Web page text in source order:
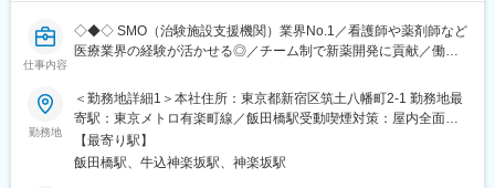
仕事内容
◇◆◇ SMO（治験施設支援機関）業界No.1／看護師や薬剤師など
医療業界の経験が活かせる◎／チーム制で新薬開発に貢献／働き
【CRC=治験コーディネーターとは？】
病院・クリニックを訪問して、患者様や医師や院内スタッフ、さ
らに製薬企業との連絡・調整役を担います。また、治験を受けて
いただく患者様の相談相手となり、じっくり向き合う仕事です。
勤務地
＜勤務地詳細1＞本社住所：東京都新宿区筑土八幡町2-1 勤務地最
寄駅：東京メトロ有楽町線／飯田橋駅受動喫煙対策：屋内全面禁
煙＜勤務地詳細2＞全国いずれかの医療施設住所：全国いずれかの
医療施設 受動喫煙対策：屋内全面禁煙変更の範囲：会社の定める
【最寄り駅】
飯田橋駅、牛込神楽坂駅、神楽坂駅